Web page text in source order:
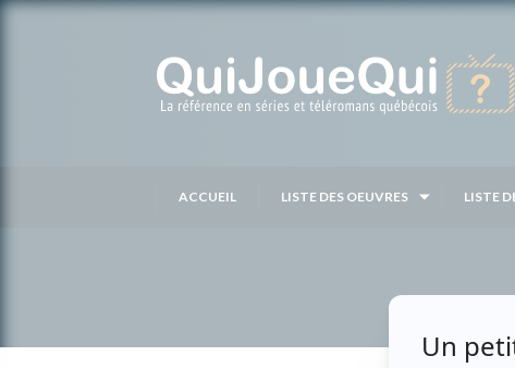
ACCUEIL LISTE DES OEUVRES LISTE